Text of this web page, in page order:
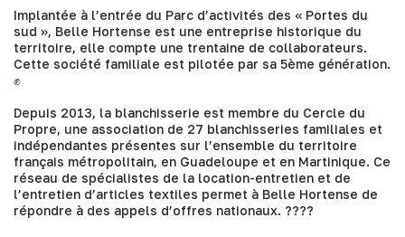
Implantée à l’entrée du Parc d’activités des « Portes du
sud », Belle Hortense est une entreprise historique du
territoire, elle compte une trentaine de collaborateurs.
Cette société familiale est pilotée par sa 5ème génération.
✊
Depuis 2013, la blanchisserie est membre du Cercle du
Propre, une association de 27 blanchisseries familiales et
indépendantes présentes sur l’ensemble du territoire
français métropolitain, en Guadeloupe et en Martinique. Ce
réseau de spécialistes de la location-entretien et de
l’entretien d’articles textiles permet à Belle Hortense de
répondre à des appels d’offres nationaux. ????